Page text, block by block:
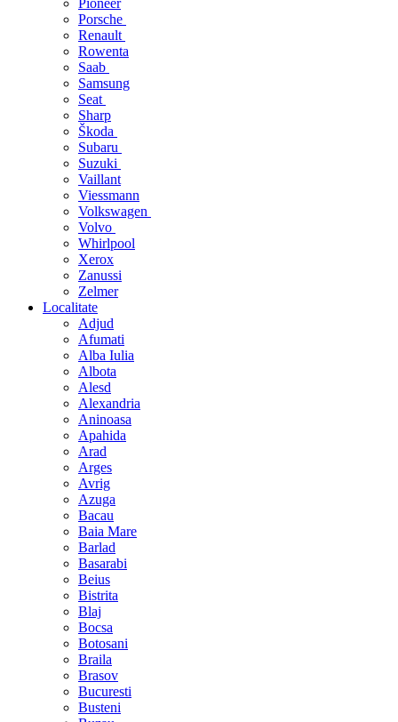
Pioneer
Porsche
Renault
Rowenta
Saab
Samsung
Seat
Sharp
Škoda
Subaru
Suzuki
Vaillant
Viessmann
Volkswagen
Volvo
Whirlpool
Xerox
Zanussi
Zelmer
Localitate
Adjud
Afumati
Alba Iulia
Albota
Alesd
Alexandria
Aninoasa
Apahida
Arad
Arges
Avrig
Azuga
Bacau
Baia Mare
Barlad
Basarabi
Beius
Bistrita
Blaj
Bocsa
Botosani
Braila
Brasov
Bucuresti
Busteni